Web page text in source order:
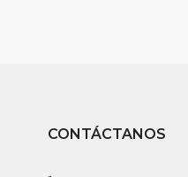
CONTÁCTANOS